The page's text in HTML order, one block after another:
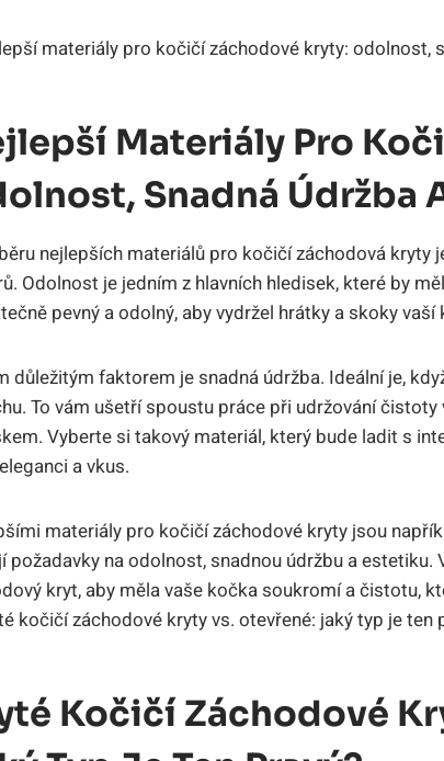
Materiály Pro
Snadná Údržba
nejlepších materiálů pro kočičí záchodová kryty
Odolnost je jedním z hlavních hledisek, které by
pevný a odolný, aby vydržel hrátky a skoky vaší
důležitým faktorem je snadná údržba. Ideální je,
To vám ušetří spoustu práce při udržování
Vyberte si takový materiál, který bude ladit s
a vkus.
materiály pro kočičí záchodové kryty jsou
požadavky na odolnost, snadnou údržbu a
kryt, aby měla vaše kočka soukromí a čistotu,
Kočičí Záchodové